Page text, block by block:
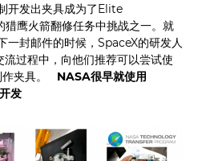
开发出夹具成为了Elite
鹰火箭翻修任务中挑战之一。就
一封邮件的时候，SpaceX的研发人
过程中，向他们推荐可以尝试使
作夹具。 NASA很早就使用
发